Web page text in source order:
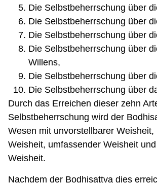
Die Selbstbeherrschung über
Die Selbstbeherrschung über
Die Selbstbeherrschung über
Die Selbstbeherrschung über
Willens,
Die Selbstbeherrschung über
Die Selbstbeherrschung über
Durch das Erreichen dieser zehn
Selbstbeherrschung wird der
Wesen mit unvorstellbarer
Weisheit, umfassender Weisheit
Weisheit.
Nachdem der Bodhisattva dies